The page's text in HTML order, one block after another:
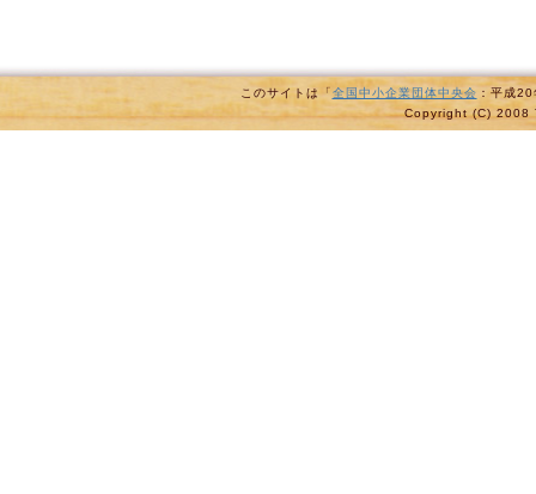
このサイトは「全国中小企業団体中央会 ：平成
Copyright (C) 2008